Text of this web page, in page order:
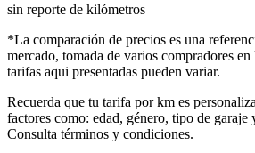
sin reporte de kilómetros
*La comparación de precios es una
mercado, tomada de varios compradores
tarifas aqui presentadas pueden variar.
Recuerda que tu tarifa por km es
factores como: edad, género, tipo de garaje
Consulta términos y condiciones.